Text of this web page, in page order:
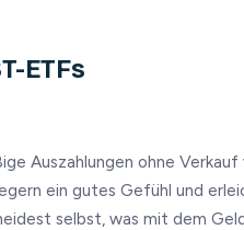
ETFs
Auszahlungen ohne
ein gutes Gefühl und
selbst, was mit dem